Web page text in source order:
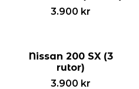
3.900 kr
Nissan 200 SX (3
rutor)
3.900 kr